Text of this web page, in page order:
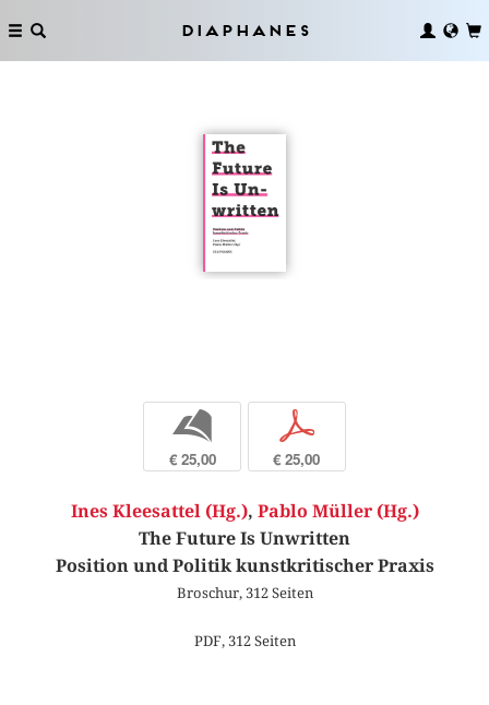
Diaphanes
b
€ 25,00
p
€ 25,00
Ines Kleesattel (Hg.), Pablo Müller (Hg.)
The Future Is Unwritten
Position und Politik kunstkritischer Praxis
Broschur, 312 Seiten
PDF, 312 Seiten